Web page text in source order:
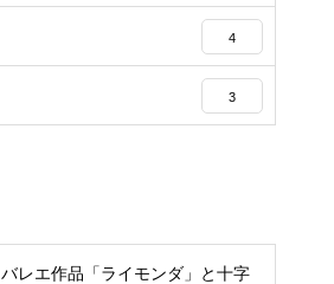
4
3
バレエ作品「ライモンダ」と十字